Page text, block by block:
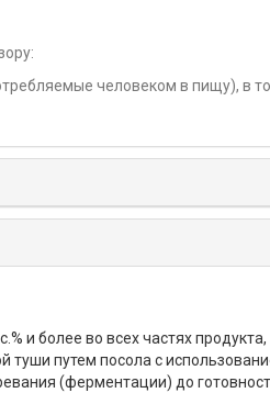
человеком в пищу), в
и более во всех частях
путем посола с
(ферментации) до